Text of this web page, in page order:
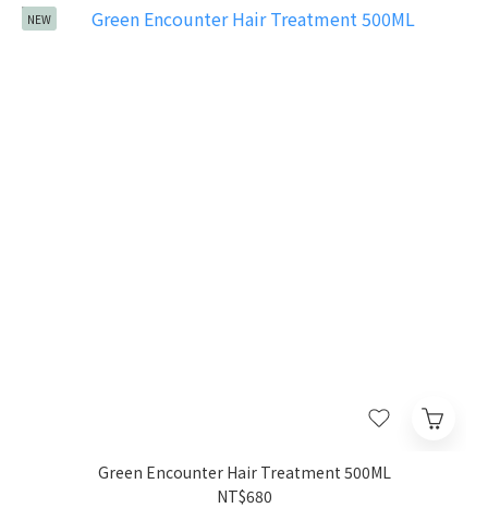
NEW
Green Encounter Hair Treatment 500ML
NT$680